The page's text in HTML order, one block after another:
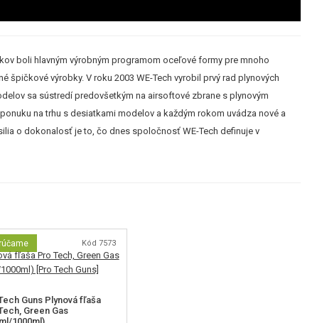
boli hlavným výrobným programom oceľové formy pre mnoho
výrobky. V roku 2003 WE-Tech vyrobil prvý rad plynových
sa sústredí predovšetkým na airsoftové zbrane s plynovým
na trhu s desiatkami modelov a každým rokom uvádza nové a
o dokonalosť je to, čo dnes spoločnosť WE-Tech definuje v
Kód 7573
Guns Plynová fľaša
Green Gas